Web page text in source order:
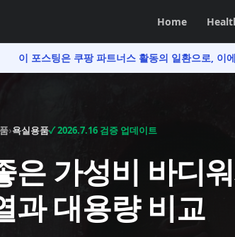
Home
이 포스팅은 쿠팡 파트너스 활동의 일환으로, 이
›욕실용품✓2026.7.16 검증 업데이트
은 가성비 바디
과 대용량 비교